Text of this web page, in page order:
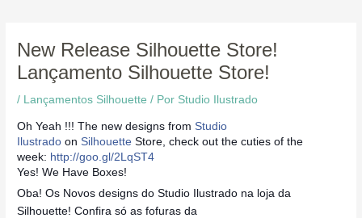
New Release Silhouette Store!
Lançamento Silhouette Store!
/ Lançamentos Silhouette / Por Studio Ilustrado
Oh Yeah !!! The new designs from Studio
Ilustrado on Silhouette Store, check out the cuties of the
week: http://goo.gl/2LqST4
Yes! We Have Boxes!
Oba! Os Novos designs do Studio Ilustrado na loja da
Silhouette! Confira só as fofuras da